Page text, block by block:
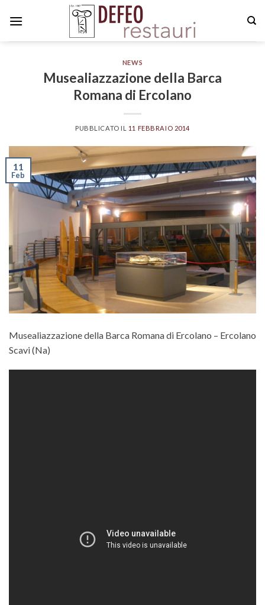
NEWS
Musealiazzazione della Barca
Romana di Ercolano
PUBBLICATO IL 11 FEBBRAIO 2014
11
Feb
Musealiazzazione della Barca Romana di Ercolano – Ercolano
Scavi (Na)